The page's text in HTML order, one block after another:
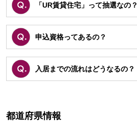
「UR賃貸住宅」って抽選なの？
申込資格ってあるの？
入居までの流れはどうなるの？
都道府県情報